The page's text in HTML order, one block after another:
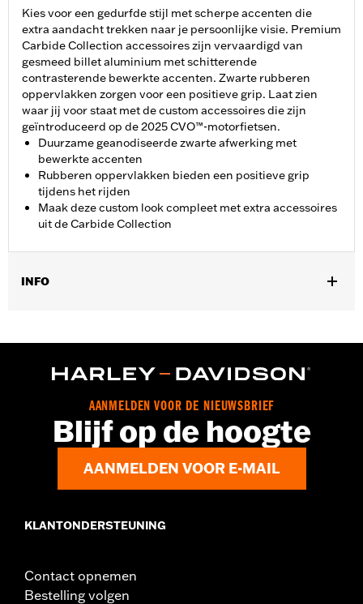
Kies voor een gedurfde stijl met scherpe accenten die
extra aandacht trekken naar je persoonlijke visie. Premium
Carbide Collection accessoires zijn vervaardigd van
gesmeed billet aluminium met schitterende
contrasterende bewerkte accenten. Zwarte rubberen
oppervlakken zorgen voor een positieve grip. Laat zien
waar jij voor staat met de custom accessoires die zijn
geïntroduceerd op de 2025 CVO™-motorfietsen.
Duurzame geanodiseerde zwarte afwerking met
bewerkte accenten
Rubberen oppervlakken bieden een positieve grip
tijdens het rijden
Maak deze custom look compleet met extra accessoires
uit de Carbide Collection
INFO
AANMELDEN VOOR DE NIEUWSBRIEF
Blijf op de hoogte
AANMELDEN VOOR E-MAIL
KLANTONDERSTEUNING
Contact opnemen
Bestelling volgen